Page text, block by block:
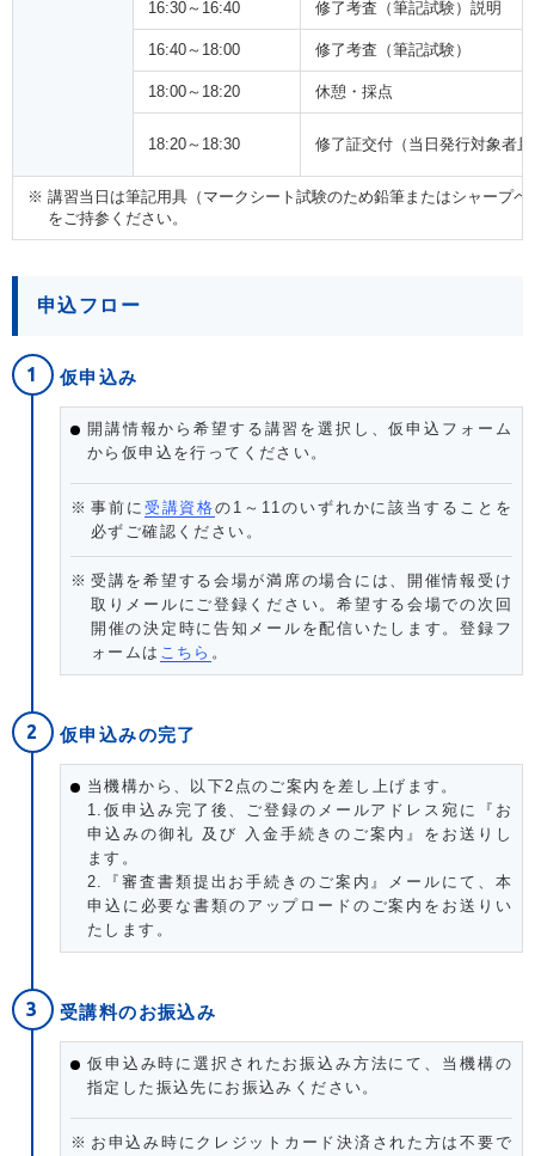
16:30～16:40 修了考査（筆記試験）説明
16:40～18:00 修了考査（筆記試験）
18:00～18:20 休憩・採点
18:20～18:30 修了証交付（当日発行対象者
講習当日は筆記用具（マークシート試験のため鉛筆またはシャープ
をご持参ください。
申込フロー
仮申込み
開講情報から希望する講習を選択し、仮申込フォーム
から仮申込を行ってください。
事前に 受講資格の1～11のいずれかに該当することを
必ずご確認ください。
受講を希望する会場が満席の場合には、開催情報受け
取りメールにご登録ください。希望する会場での次回
開催の決定時に告知メールを配信いたします。登録フ
ォームは こちら 。
仮申込みの完了
当機構から、以下2点のご案内を差し上げます。
1.仮申込み完了後、ご登録のメールアドレス宛に『お
申込みの御礼 及び 入金手続きのご案内』をお送りし
ます。
2.『審査書類提出お手続きのご案内』メールにて、本
申込に必要な書類のアップロードのご案内をお送りい
たします。
受講料のお振込み
仮申込み時に選択されたお振込み方法にて、当機構の
指定した振込先にお振込みください。
お申込み時にクレジットカード決済された方は不要で